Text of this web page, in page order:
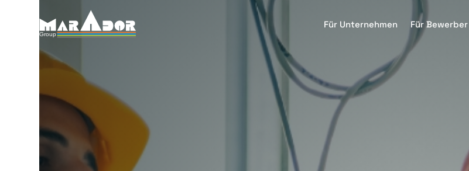
Für Unternehmen Für Bewerber